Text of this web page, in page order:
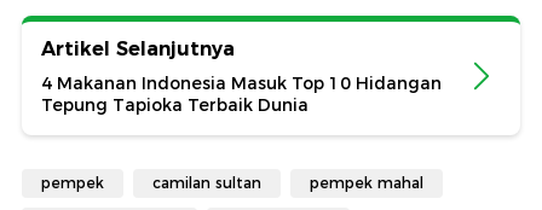
Artikel Selanjutnya
4 Makanan Indonesia Masuk Top 10 Hidangan
Tepung Tapioka Terbaik Dunia
pempek camilan sultan pempek mahal